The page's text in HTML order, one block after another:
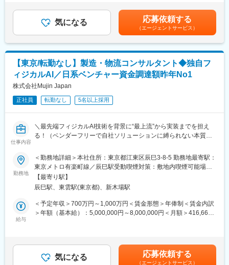
◎提案力だけでなく、技術力も備えたコンサルタントとして成長
し、市場価値が高く、希少性の高いコンサルタントとしてキャリ
アを築けます。
◎構想提案まで終わらず、実機導入まで一気通貫に携われ、手触
り感のあるコンサル業務ができます。
変更の範囲：会社の定める業務
■業務詳細：
＜データ収集と分析＞
お客様の物流・製造体制の分析、物流・生産現場の実地調査、定
クライアントの業界や競合他社に関する情報を調査し、市場のト
レンドやベストプラクティスをまとめる
＜資料作成＞
プレゼンテーションやレポートを作成し、クライアントにとって
分かりやすい資料を提供する
～～～独り立ち後～～～
・中長期の物流・製造将来構想（ロードマップ策定・KPI設定等）
の策定支援・実行伴走
・お客様の物流体制・生産体制の現状調査。具体的には、定量デ
び物流・生産現場の実地調査
・現行物流スキームの改善、及び新規スキームの要件定義から構
築、運用までの伴走
・その他案件に付随するコンサルタント業務
■ポジション魅力
◎元BCGの戦略コンサルタントやEY、Amazonなど、さまざまな
◎提案力だけでなく、技術力も備えたコンサルタントとして成長
金額であり、選考を通じて上下する可能性があります。月給(月額)
は固定手当を含めた表記です。
気になる 応募依頼する
（エージェントサービス）
【東京/転勤なし】製造・物流コンサルタント◆独自フ
ィジカルAI／日系ベンチャー資金調達額昨年No1
株式会社Mujin Japan
正社員 転勤なし 5名以上採用
仕事内容
＼最先端フィジカルAI技術を背景に“最上流”から実装までを担え
る！（ベンダーフリーで自社ソリューションに縛られない本質的
企業！／2025年日系ベンチャー資金調達額No1のNEXTユニコー
ン企業／～
■業務概要：
大手製造業や物流業を対象に、工場や倉庫などSCMの現場課題の
深堀りから構想策定、導入支援までを一気通貫でリード頂くコン
サルタントの募集です。
的な打ち手の検討・比較までお任せします。
勤務地
＜勤務地詳細＞本社住所：東京都江東区辰巳3-8-5 勤務地最寄駅：
東京メトロ有楽町線／辰巳駅受動喫煙対策：敷地内喫煙可能場所
あり変更の範囲：会社の定める事業所
【最寄り駅】
辰巳駅、東雲駅(東京都)、新木場駅
給与
＜予定年収＞700万円～1,000万円＜賃金形態＞年俸制＜賃金内訳
＞年額（基本給）：5,000,000円～8,000,000円＜月額＞416,666
金額であり、選考を通じて上下する可能性があります。月給(月額)
は固定手当を含めた表記です。
気になる 応募依頼する
（エージェントサービス）